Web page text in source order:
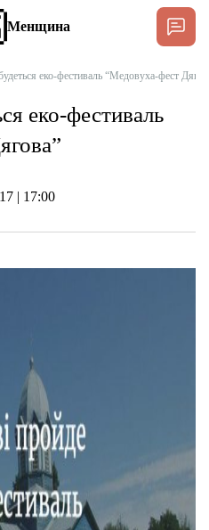
Менщина
еко-фестиваль “Медовуха-фест
еко-фестиваль
| 17:00